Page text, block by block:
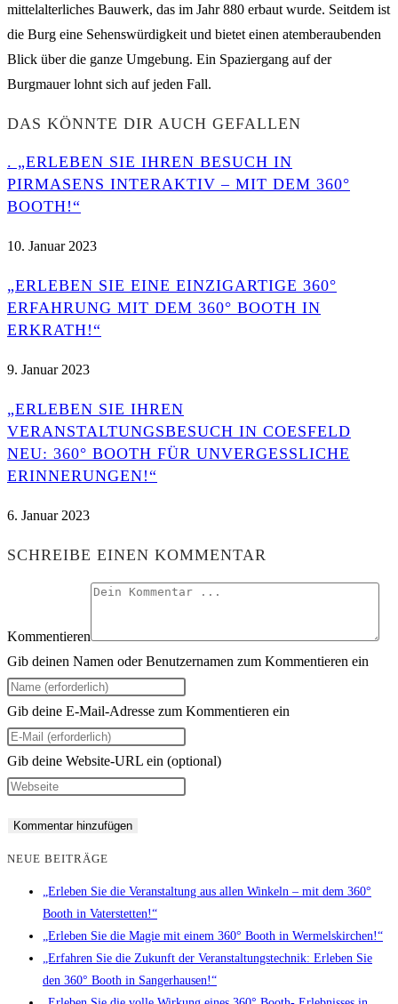
mittelalterliches Bauwerk, das im Jahr 880 erbaut wurde. Seitdem ist
die Burg eine Sehenswürdigkeit und bietet einen atemberaubenden
Blick über die ganze Umgebung. Ein Spaziergang auf der
Burgmauer lohnt sich auf jeden Fall.
DAS KÖNNTE DIR AUCH GEFALLEN
. „ERLEBEN SIE IHREN BESUCH IN
PIRMASENS INTERAKTIV – MIT DEM 360°
BOOTH!“
10. Januar 2023
„ERLEBEN SIE EINE EINZIGARTIGE 360°
ERFAHRUNG MIT DEM 360° BOOTH IN
ERKRATH!“
9. Januar 2023
„ERLEBEN SIE IHREN
VERANSTALTUNGSBESUCH IN COESFELD
NEU: 360° BOOTH FÜR UNVERGESSLICHE
ERINNERUNGEN!“
6. Januar 2023
SCHREIBE EINEN KOMMENTAR
Kommentieren
Gib deinen Namen oder Benutzernamen zum Kommentieren ein
Gib deine E-Mail-Adresse zum Kommentieren ein
Gib deine Website-URL ein (optional)
NEUE BEITRÄGE
„Erleben Sie die Veranstaltung aus allen Winkeln – mit dem 360°
Booth in Vaterstetten!“
„Erleben Sie die Magie mit einem 360° Booth in Wermelskirchen!“
„Erfahren Sie die Zukunft der Veranstaltungstechnik: Erleben Sie
den 360° Booth in Sangerhausen!“